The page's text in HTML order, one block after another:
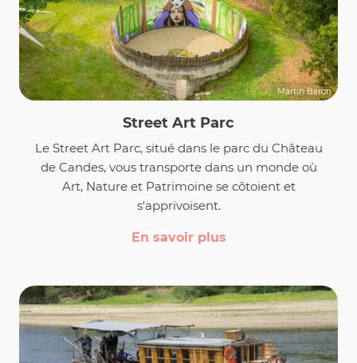
Martin Baron
Street Art Parc
Le Street Art Parc, situé dans le parc du Château
de Candes, vous transporte dans un monde où
Art, Nature et Patrimoine se côtoient et
s'apprivoisent.
En savoir plus